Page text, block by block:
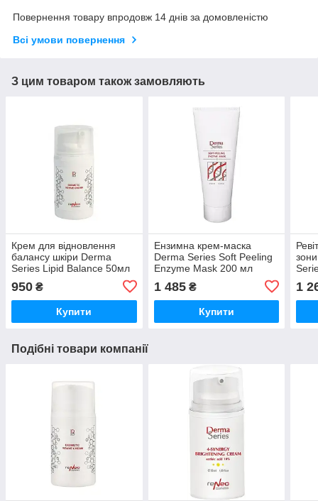
Повернення товару впродовж 14 днів за домовленістю
Всі умови повернення
З цим товаром також замовляють
Крем для відновлення
балансу шкіри Derma
Series Lipid Balance 50мл
Легкий відновлювальний
крем
950 ₴
Купити
Ензимна крем-маска
Derma Series Soft Peeling
Enzyme Mask 200 мл
обличчя Маска з пілінгом
1 485₴
Купити
1
Подібні товари компанії